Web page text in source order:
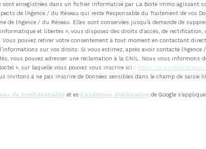
enregistrées dans un fichier informatisé par La Boite Immo agissant
de l'Agence / du Réseau qui reste Responsable du Traitement de vos
de l'Agence / du Réseau. Elles sont conservées jusqu'à demande de
et libertés », vous disposez des droits d’accès, de rectification,
pouvez retirer votre consentement à tout moment en contactant
sur vos droits. Si vous estimez, après avoir contacté l'Agence
vous pouvez adresser une réclamation à la CNIL. Nous vous informons
», sur laquelle vous pouvez vous inscrire ici : https://
invitons à ne pas inscrire de Données sensibles dans le champ de saisie
de Confidentialité et es Conditions d'utilisation de Google